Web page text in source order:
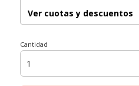
Ver cuotas y descuentos
Cantidad